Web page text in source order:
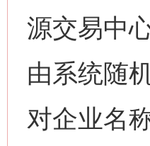
源交易中
由系统随
对企业名
网上购药对药下